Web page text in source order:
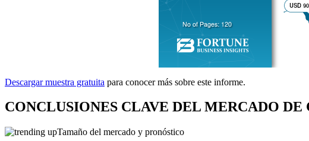
Descargar muestra gratuita para conocer más sobre este informe.
CONCLUSIONES CLAVE DEL MERCADO
Tamaño del mercado y pronóstico